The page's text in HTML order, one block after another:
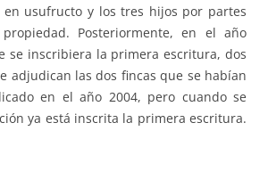
en usufructo y los tres hijos por partes
Posteriormente, en el año
se inscribiera la primera escritura, dos
adjudican las dos fincas que se habían
en el año 2004, pero cuando se
ya está inscrita la primera escritura.